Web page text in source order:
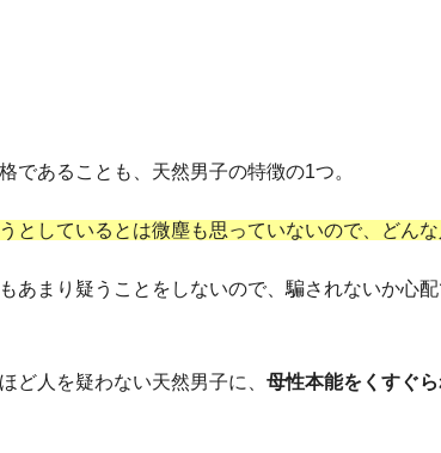
であることも、天然男子の特徴の1つ。
としているとは微塵も思っていないので、どん
あまり疑うことをしないので、騙されないか心
ど人を疑わない天然男子に、 母性本能をくすぐ